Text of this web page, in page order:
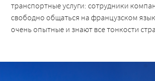
транспортные услуги: сотрудники
свободно общаться на французском
очень опытные и знают все тонкости